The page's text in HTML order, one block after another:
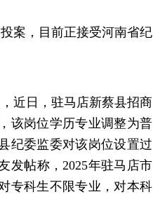
案，目前正接受河南省纪
近日，驻马店新蔡县招商
该岗位学历专业调整为普
纪委监委对该岗位设置过
发帖称，2025年驻马店市
专科生不限专业，对本科